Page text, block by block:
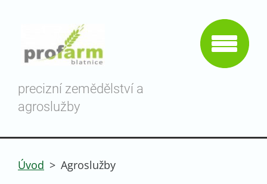
precizní zemědělství a
agroslužby
Úvod > Agroslužby